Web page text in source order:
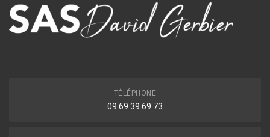
TÉLÉPHONE
09 69 39 69 73